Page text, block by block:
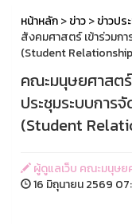
หน้าหลัก>ข่าว>ข่าวปร
สังคมศาสตร์ เข้าร่วมก
(Student
คณะมนุษยศาสตร์
ประชุมระบบการ
(Student
ผู้ดูแลเว็บ คณะมนุษ
16 มิถุนายน 2569